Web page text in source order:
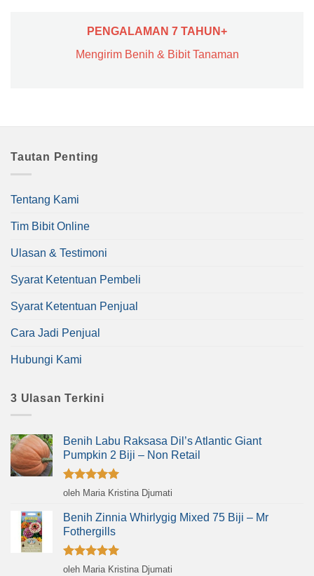
PENGALAMAN 7 TAHUN+
Mengirim Benih & Bibit Tanaman
Tautan Penting
Tentang Kami
Tim Bibit Online
Ulasan & Testimoni
Syarat Ketentuan Pembeli
Syarat Ketentuan Penjual
Cara Jadi Penjual
Hubungi Kami
3 Ulasan Terkini
Benih Labu Raksasa Dil’s Atlantic Giant
Pumpkin 2 Biji – Non Retail
Dinilai5
oleh Maria Kristina Djumati
Benih Zinnia Whirlygig Mixed 75 Biji – Mr
Fothergills
Dinilai5
oleh Maria Kristina Djumati